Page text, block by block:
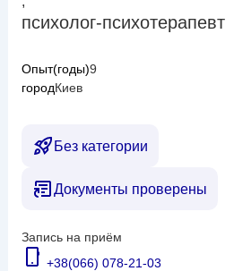
психолог-психотерапевт
Опыт(годы)9
городКиев
Без категории
Документы проверены
Запись на приём
+38(066) 078-21-03